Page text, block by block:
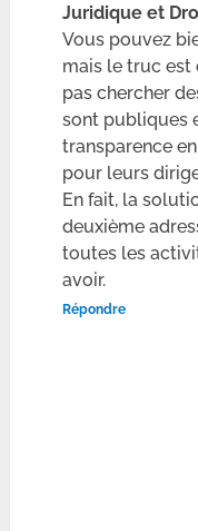
Juridique et
Vous pouvez
mais le truc est
pas chercher
sont publiques
transparence
pour leurs
En fait, la
deuxième
toutes les
avoir.
Répondre